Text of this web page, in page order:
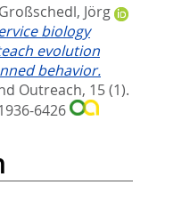
Großschedl, Jörg
biology
evolution
behavior.
Outreach, 15 (1).
6426